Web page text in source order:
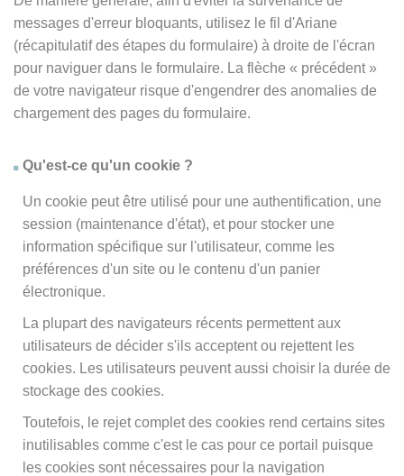
messages d'erreur bloquants, utilisez le fil d'Ariane
(récapitulatif des étapes du formulaire) à droite de l'écran
pour naviguer dans le formulaire. La flèche « précédent »
de votre navigateur risque d'engendrer des anomalies de
chargement des pages du formulaire.
Qu'est-ce qu'un cookie ?
Un cookie peut être utilisé pour une authentification, une
session (maintenance d'état), et pour stocker une
information spécifique sur l'utilisateur, comme les
préférences d'un site ou le contenu d'un panier
électronique.
La plupart des navigateurs récents permettent aux
utilisateurs de décider s'ils acceptent ou rejettent les
cookies. Les utilisateurs peuvent aussi choisir la durée de
stockage des cookies.
Toutefois, le rejet complet des cookies rend certains sites
inutilisables comme c'est le cas pour ce portail puisque
les cookies sont nécessaires pour la navigation